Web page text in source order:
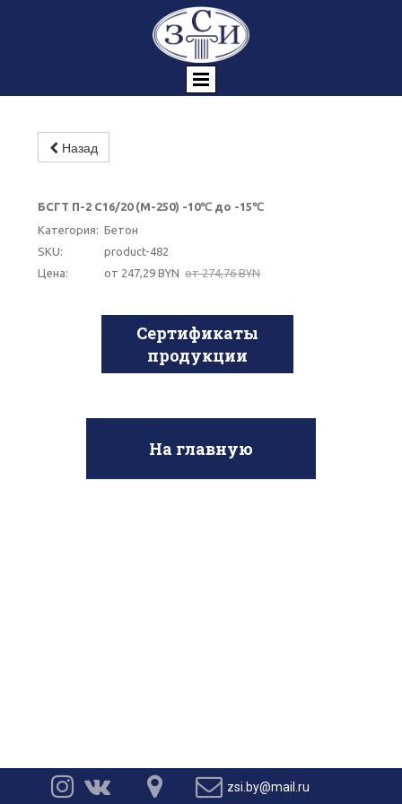
Назад
БСГТ П-2 С16/20 (М-250) -10℃ до -15℃
Категория: Бетон
SKU:
product-482
Цена:
от 247,29 BYN от 274,76 BYN
Сертификаты
продукции
На главную
    zsi.by@mail.ru